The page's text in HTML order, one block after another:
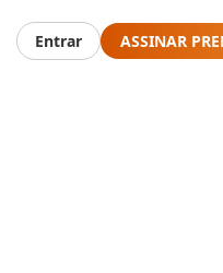
Entrar ASSINAR